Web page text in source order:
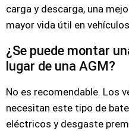
carga y descarga, una
mayor vida útil en
¿Se puede montar
lugar de una AGM?
No es recomendable. Los
necesitan este tipo de
eléctricos y desgaste